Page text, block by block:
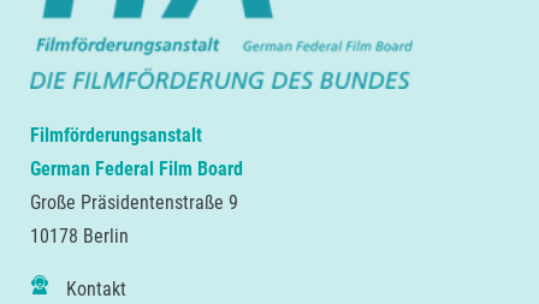
Filmförderungsanstalt
German Federal Film Board
Große Präsidentenstraße 9
10178 Berlin
Kontakt